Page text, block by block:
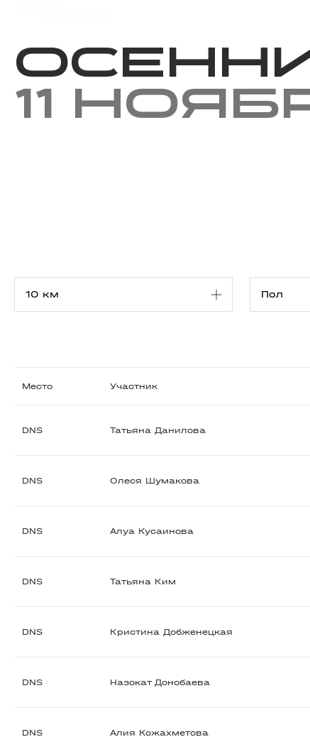
11
Место Участник
DNS Татьяна Данилова
DNS Олеся Шумакова
DNS Алуа Кусаинова
DNS Татьяна Ким
DNS Кристина Добженецкая
DNS Назокат Донобаева
DNS Алия Кожахметова